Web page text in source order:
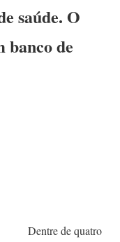
saúde. O
banco de
Dentre de quatro